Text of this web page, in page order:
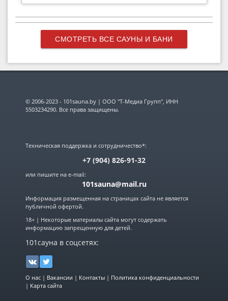
СМОТРЕТЬ ВСЕ САУНЫ И БАНИ
© 2006-2023 - 101sauna.by | ООО "Т-Медиа Групп", ИНН
5503234290. Все права защищены.
Техническая поддержка и сотрудничество*:
+7 (904) 826-91-32
или пишите на e-mail:
101sauna@mail.ru
Информация размещенная на страницах сайта не является
публичной офертой.
18+ | Некоторые материалы сайта могут содержать
информацию запрещенную для детей.
101сауна в соцсетях:
О нас | Вакансии | Контакты | Политика конфиденциальности
| Карта сайта